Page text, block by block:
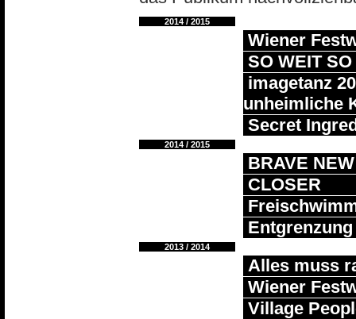
2014 / 2015
Wiener
SO WEIT
imagetanz
unheimliche
Secret
2014 / 2015
BRAVE
CLOSER
Entgrenzung
2013 / 2014
Alles muss
Wiener
Village